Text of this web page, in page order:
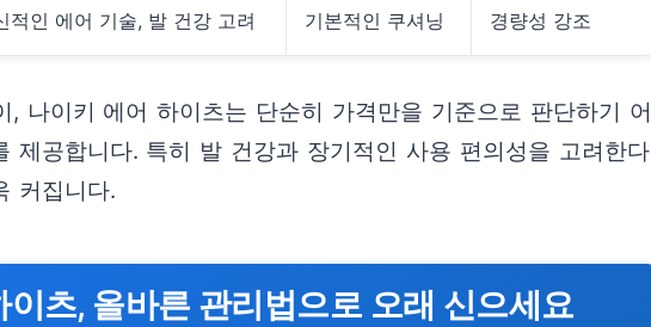
적인 에어 기술, 발 건강 고려 기본적인 쿠셔닝 경량성 강조
, 나이키 에어 하이츠는 단순히 가격만을 기준으로 판단하기 어
제공합니다. 특히 발 건강과 장기적인 사용 편의성을 고려한다
커집니다.
이츠, 올바른 관리법으로 오래 신으세요